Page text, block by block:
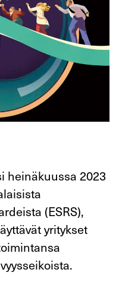
heinäkuussa 2023
(ESRS),
yritykset